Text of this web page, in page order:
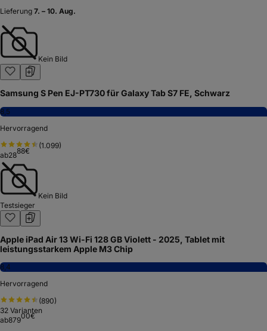
Lieferung 7. – 10. Aug.
Kein Bild
Samsung S Pen EJ-PT730 für Galaxy Tab S7 FE, Schwarz
8,5
Hervorragend
(1.099)
ab2888€
Kein Bild
Testsieger
Apple iPad Air 13 Wi-Fi 128 GB Violett - 2025, Tablet mit
leistungsstarkem Apple M3 Chip
8,4
Hervorragend
(890)
32 Varianten
ab87900€